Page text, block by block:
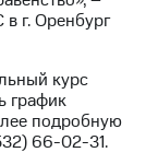
г. Оренбург
курс
график
подробную
66-02-31.